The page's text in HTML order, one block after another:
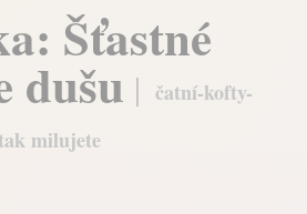
Šťastné
dušu
čatní-kofty-
milujete